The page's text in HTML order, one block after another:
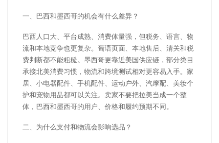
一、巴西和墨西哥的机会有什么差异？
巴西人口大、平台成熟、消费体量强，但税务、语言、物
流和本地竞争也更复杂。葡语页面、本地售后、清关和税
费判断都不能粗糙。墨西哥更靠近美国供应链，部分类目
承接北美消费习惯，物流和跨境测试相对更容易入手。家
居、小电器配件、手机配件、运动户外、汽摩配、美妆个
护和宠物用品都可以关注。卖家不要把拉美当成一个整
体，巴西和墨西哥的用户、价格和履约预期不同。
二、为什么支付和物流会影响选品？